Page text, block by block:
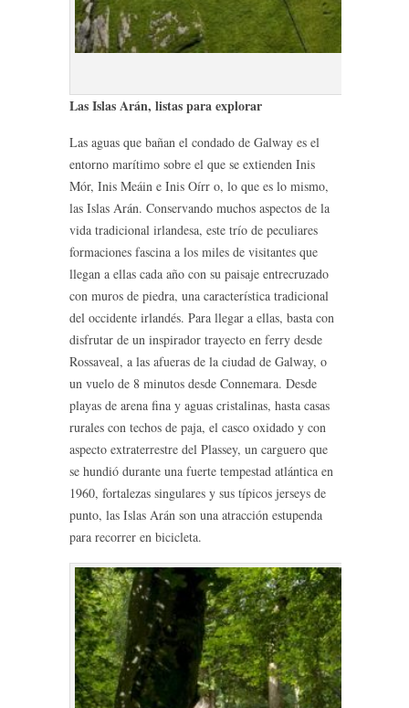
Las Islas Arán, listas para explorar
Las aguas que bañan el condado de Galway es el
entorno marítimo sobre el que se extienden Inis
Mór, Inis Meáin e Inis Oírr o, lo que es lo mismo,
las Islas Arán. Conservando muchos aspectos de la
vida tradicional irlandesa, este trío de peculiares
formaciones fascina a los miles de visitantes que
llegan a ellas cada año con su paisaje entrecruzado
con muros de piedra, una característica tradicional
del occidente irlandés. Para llegar a ellas, basta con
disfrutar de un inspirador trayecto en ferry desde
Rossaveal, a las afueras de la ciudad de Galway, o
un vuelo de 8 minutos desde Connemara. Desde
playas de arena fina y aguas cristalinas, hasta casas
rurales con techos de paja, el casco oxidado y con
aspecto extraterrestre del Plassey, un carguero que
se hundió durante una fuerte tempestad atlántica en
1960, fortalezas singulares y sus típicos jerseys de
punto, las Islas Arán son una atracción estupenda
para recorrer en bicicleta.